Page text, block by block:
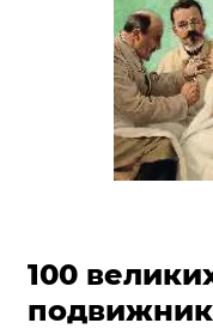
100